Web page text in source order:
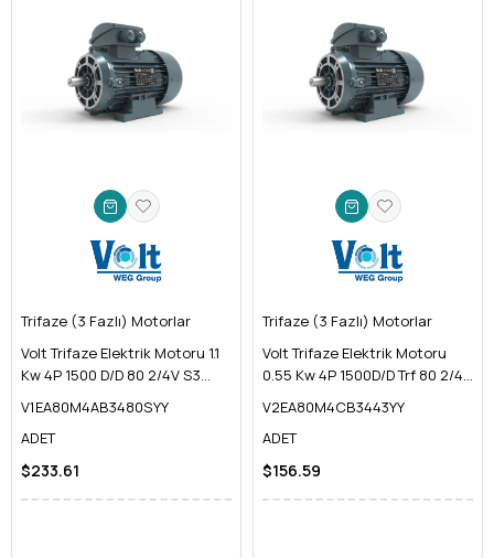
Trifaze (3 Fazlı) Motorlar
Volt Trifaze Elektrik Motoru 1.1
Kw 4P 1500 D/D 80 2/4V S3
V1EA80M4AB3480SYY
ADET
$233.61
Trifaze (3 Fazlı) Motorlar
Volt Trifaze Elektrik Motoru
0.55 Kw 4P 1500D/D Trf 80 2/4V
V2EA80M4CB3443YY
ADET
$156.59